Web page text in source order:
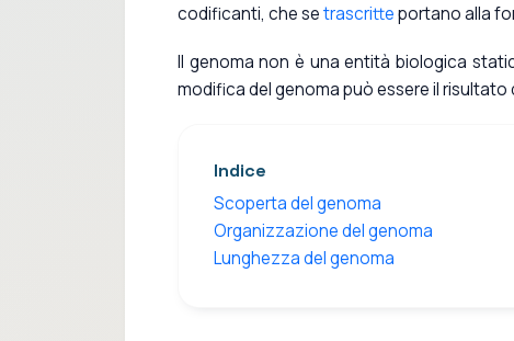
codificanti, che setrascritteportano alla
Il genoma non è una entità biologica
modifica del genoma può essere il
Indice
Scoperta del genoma
Organizzazione del genoma
Lunghezza del genoma